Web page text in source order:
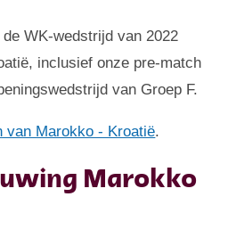
WK-wedstrijd van 2022
inclusief onze pre-match
van Groep F.
van Marokko - Kroatië.
Marokko